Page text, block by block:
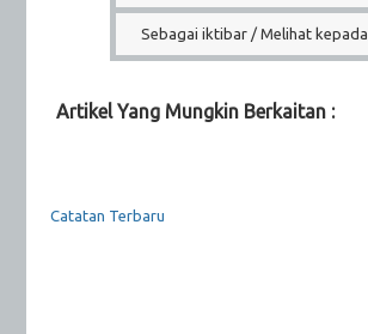
Sebagai iktibar / Melihat kepada
Artikel Yang Mungkin Berkaitan :
Catatan Terbaru